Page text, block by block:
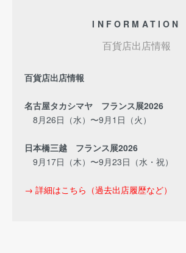
INFORMATION
百貨店出店情報
百貨店出店情報
名古屋タカシマヤ フランス展2026
8月26日（水）〜9月1日（火）
日本橋三越 フランス展2026
9月17日（木）〜9月23日（水・祝）
→ 詳細はこちら（過去出店履歴など）